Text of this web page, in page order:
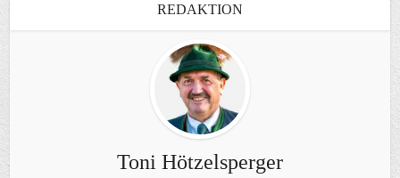
REDAKTION
Toni Hötzelsperger